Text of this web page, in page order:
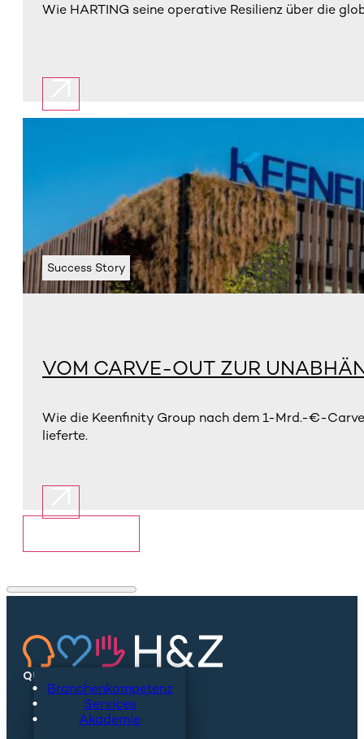
Wie HARTING seine operative Resilienz über die
Success Story
VOM CARVE-OUT ZUR
Wie die Keenfinity Group nach dem 1-Mrd.-€-
lieferte.
QUICKLINKS
Branchenkompetenz
Services
Akademie